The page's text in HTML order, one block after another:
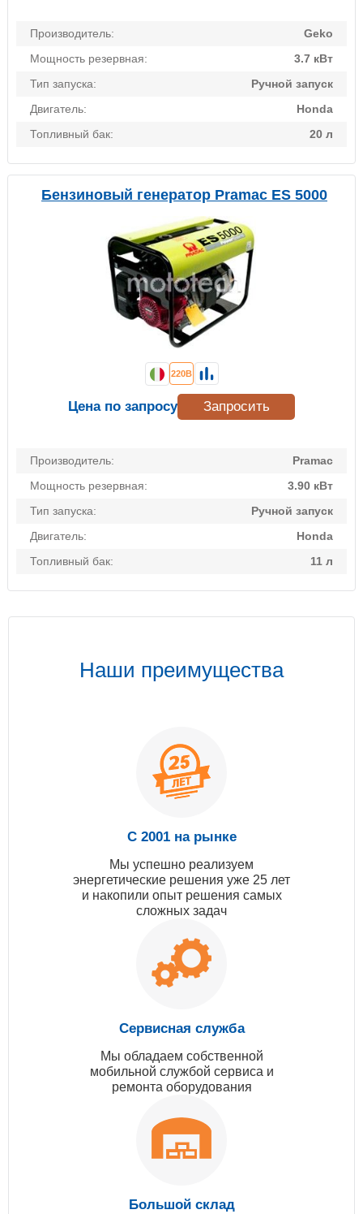
Производитель:
Geko
Мощность резервная:
3.7 кВт
Тип запуска:
Ручной запуск
Двигатель:
Honda
Топливный бак:
20 л
Бензиновый генератор Pramac ES 5000
Производитель:
Pramac
Мощность резервная:
3.90 кВт
Тип запуска:
Ручной запуск
Двигатель:
Honda
Топливный бак:
11 л
220В
Цена по запросу Запросить
Наши преимущества
С 2001 на рынке
Мы успешно реализуем
энергетические решения уже 25 лет
и накопили опыт решения самых
сложных задач
Сервисная служба
Мы обладаем собственной
мобильной службой сервиса и
ремонта оборудования
Большой склад